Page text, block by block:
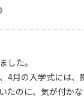
した。
4月の入学式には、
たのに、気が付か